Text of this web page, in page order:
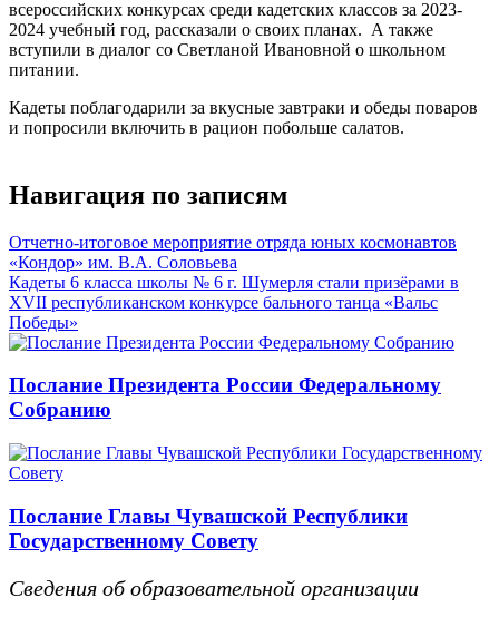
всероссийских конкурсах среди кадетских классов за 2023-
2024 учебный год, рассказали о своих планах. А также
вступили в диалог со Светланой Ивановной о школьном
питании.
Кадеты поблагодарили за вкусные завтраки и обеды поваров
и попросили включить в рацион побольше салатов.
Навигация по записям
Отчетно-итоговое мероприятие отряда юных космонавтов
«Кондор» им. В.А. Соловьева
Кадеты 6 класса школы № 6 г. Шумерля стали призёрами в
XVII республиканском конкурсе бального танца «Вальс
Победы»
Послание Президента России Федеральному
Собранию
Послание Главы Чувашской Республики
Государственному Совету
Сведения об образовательной организации